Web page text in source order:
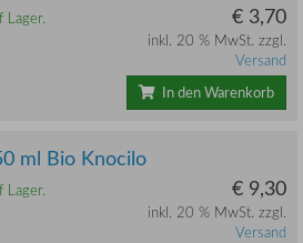
Lager. € 3,70
inkl. 20 % MwSt. zzgl.
Versand
In den Warenkorb
ml Bio Knocilo
Lager. € 9,30
inkl. 20 % MwSt. zzgl.
Versand